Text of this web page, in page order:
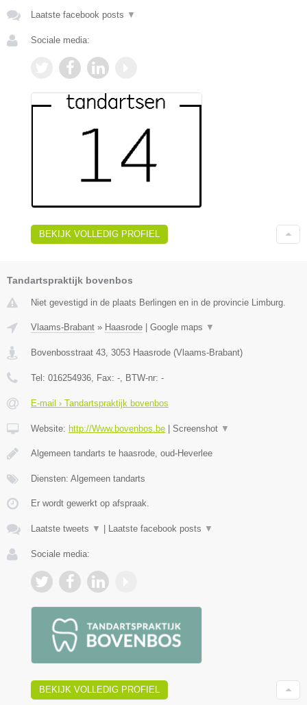
Laatste facebook posts ▼
Sociale media:
BEKIJK VOLLEDIG PROFIEL
Tandartspraktijk bovenbos
Niet gevestigd in de plaats Berlingen en in de provincie Limburg.
Vlaams-Brabant » Haasrode | Google maps ▼
Bovenbosstraat 43 3053 Haasrode (Vlaams-Brabant)
Tel: 016254936 , Fax: - , BTW-nr: -
E-mail › Tandartspraktijk bovenbos
Website: http://Www.bovenbos.be | Screenshot ▼
Algemeen tandarts te haasrode, oud-Heverlee
Diensten: Algemeen tandarts
Er wordt gewerkt op afspraak.
Laatste tweets ▼ | Laatste facebook posts ▼
Sociale media:
BEKIJK VOLLEDIG PROFIEL